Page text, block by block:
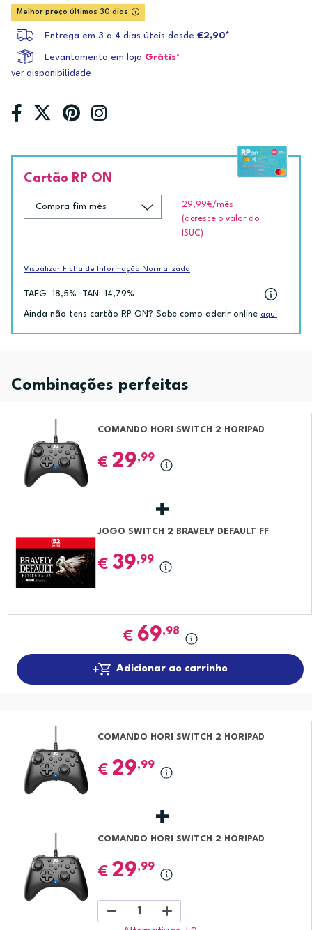
Melhor preço últimos 30 dias
Entrega em 3 a 4 dias úteis desde €2,90*
Levantamento em loja Grátis*
ver disponibilidade
Cartão RP ON
29,99€/mês
(acresce o valor do
ISUC)
Visualizar Ficha de Informação Normalizada
TAEG 18,5% TAN 14,79%
Ainda não tens cartão RP ON? Sabe como aderir online aqui
Combinações perfeitas
COMANDO HORI SWITCH 2 HORIPAD
€ 29,99
JOGO SWITCH 2 BRAVELY DEFAULT FF
€ 39,99
€ 69,98
Adicionar ao carrinho
COMANDO HORI SWITCH 2 HORIPAD
€ 29,99
COMANDO HORI SWITCH 2 HORIPAD
€ 29,99
1